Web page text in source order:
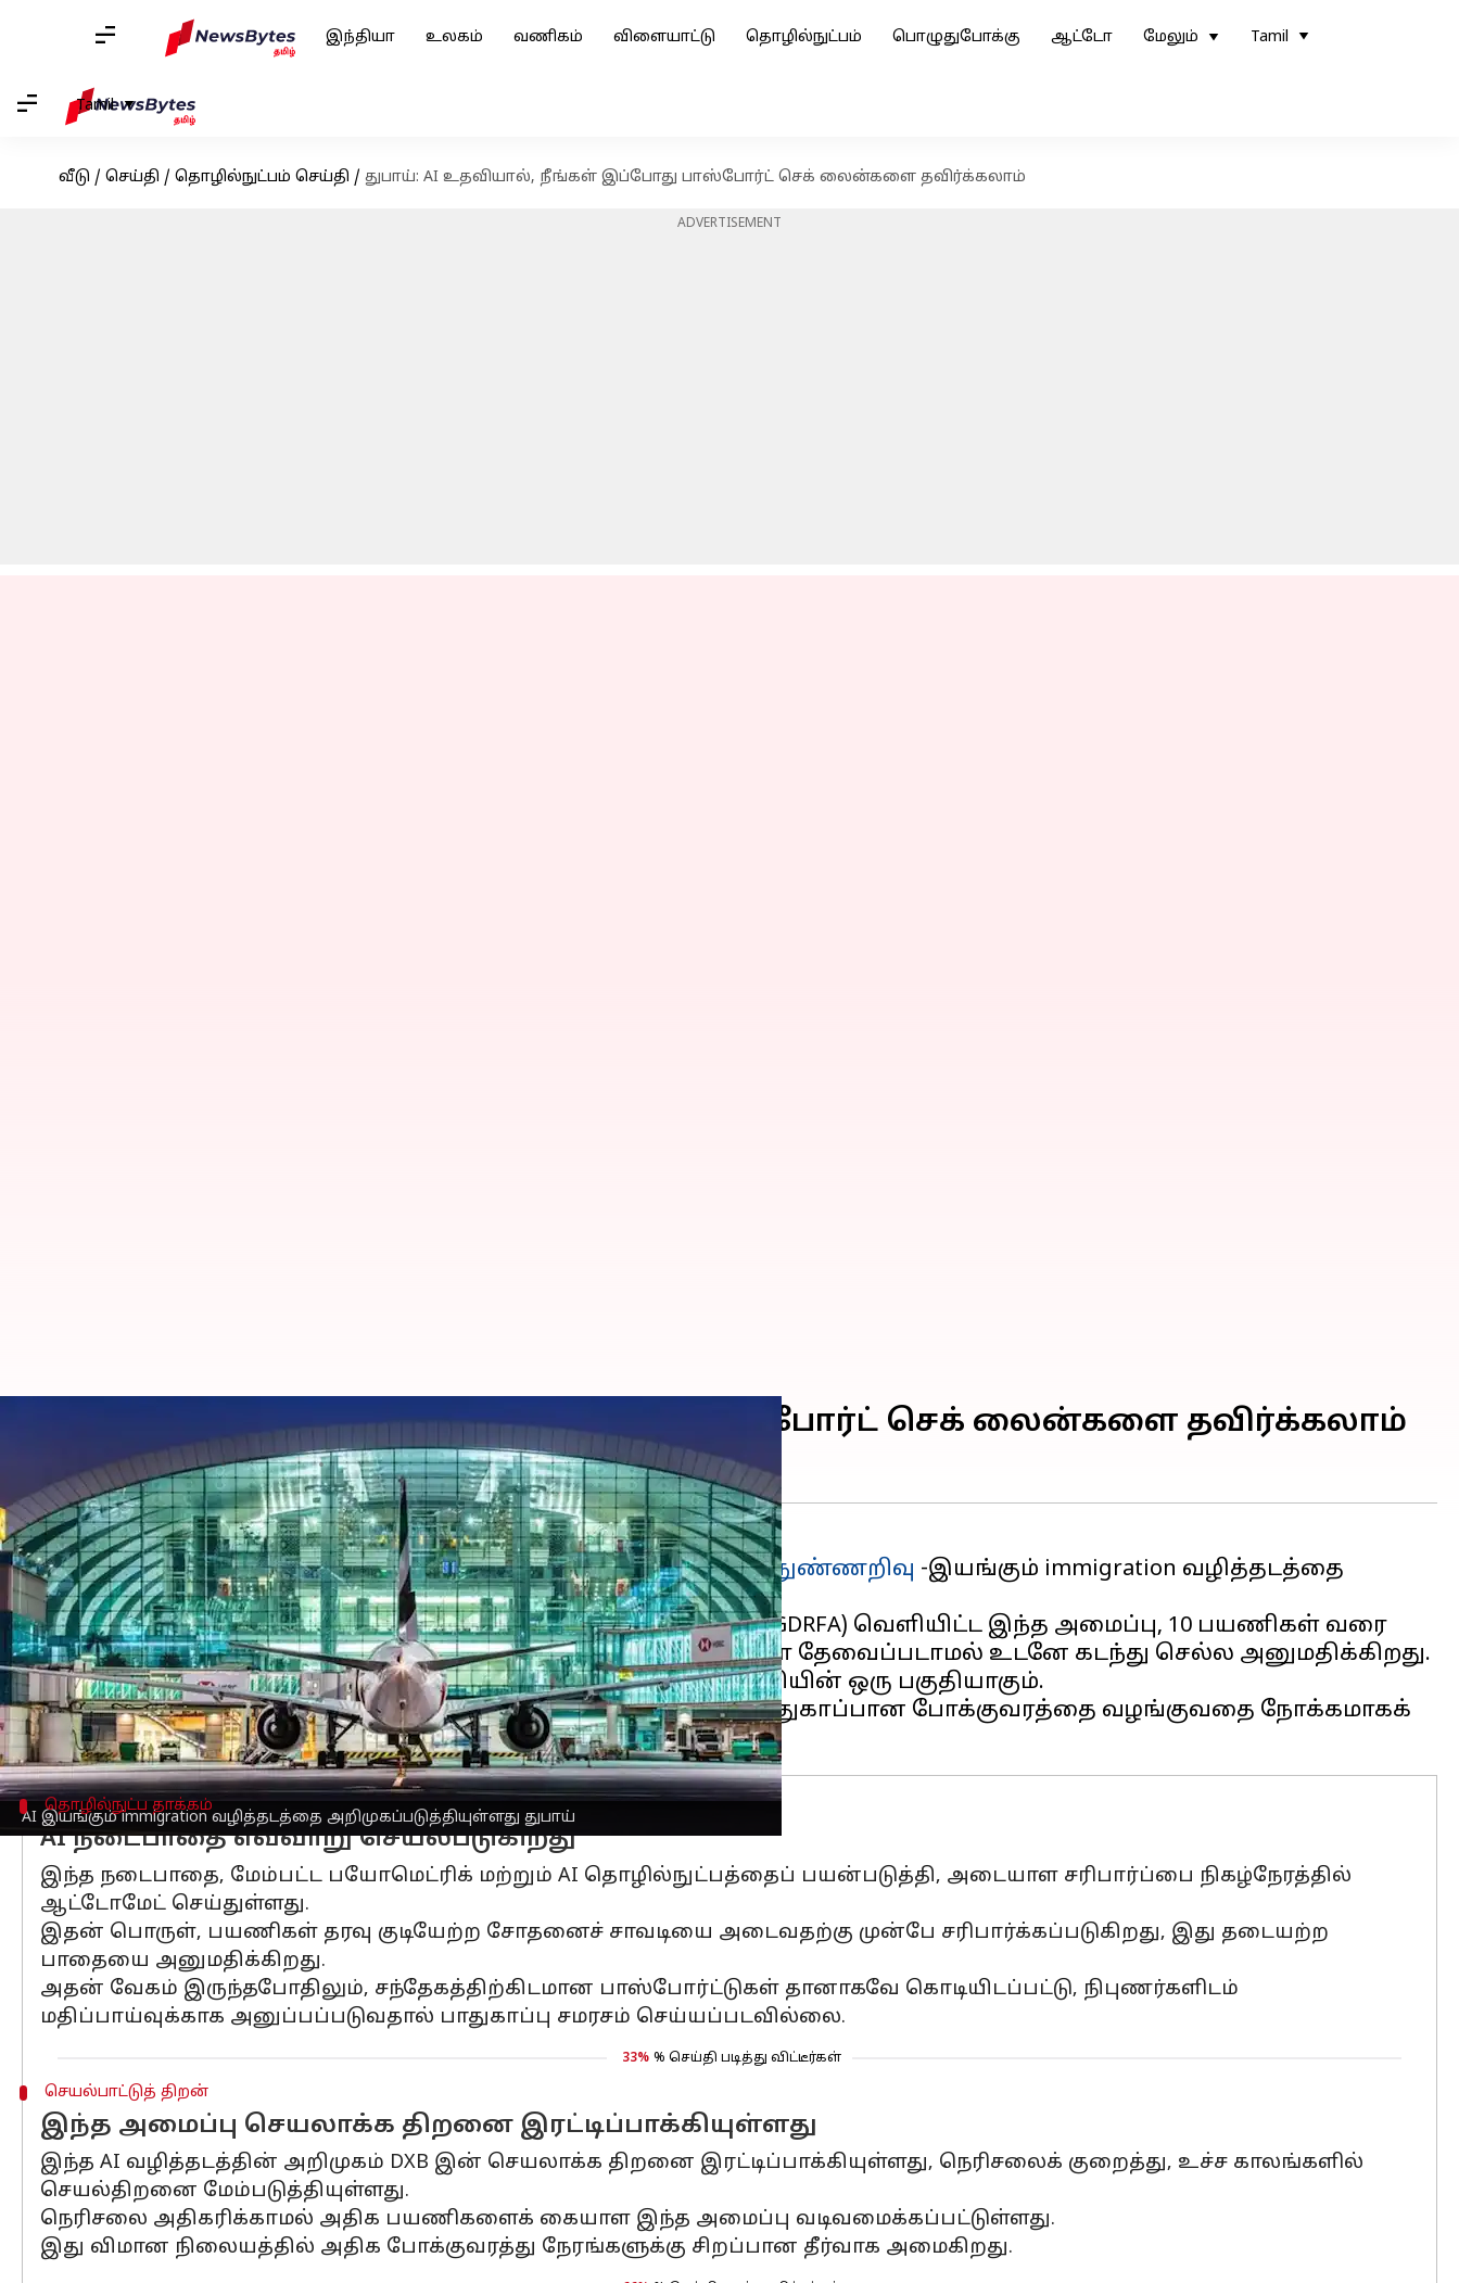
இந்தியா உலகம் வணிகம் விளையாட்டு தொழில்நுட்பம் பொழுதுபோக்கு ஆட்டோ மேலும் Tamil
Tamil
வீடு / செய்தி / தொழில்நுட்பம் செய்தி / துபாய்: AI உதவியால், நீங்கள் இப்போது பாஸ்போர்ட் செக் லைன்களை தவிர்க்கலாம்
ADVERTISEMENT
AI இயங்கும் immigration வழித்தடத்தை அறிமுகப்படுத்தியுள்ளது துபாய்
துபாய்: AI உதவியால், நீங்கள் இப்போது பாஸ்போர்ட் செக் லைன்களை தவிர்க்கலாம்
Venkatalakshmi V Aug 18, 2025 04:56 pm
செய்தி முன்னோட்டம்
துபாய்சர்வதேசவிமான நிலையம்(DXB) உலகின் முதல்செயற்கை நுண்ணறிவு -இயங்கும் immigration வழித்தடத்தை
அறிமுகப்படுத்தியுள்ளது.
பொது குடியிருப்பு மற்றும் வெளிநாட்டினர் விவகார இயக்குநரகம் (GDRFA) வெளியிட்ட இந்த அமைப்பு, 10 பயணிகள் வரை
ஒரே நேரத்தில் நிறுத்தவோ அல்லது ஆவணங்களை சமர்ப்பிக்கவோ தேவைப்படாமல் உடனே கடந்து செல்ல அனுமதிக்கிறது.
இந்த கண்டுபிடிப்பு, துபாயின் "எல்லைகள் இல்லாத பயணம்" உத்தியின் ஒரு பகுதியாகும்.
இதுபயணிகளுக்குவிரைவான, மென்மையான மற்றும் மிகவும் பாதுகாப்பான போக்குவரத்தை வழங்குவதை நோக்கமாகக்
தொழில்நுட்ப தாக்கம்
AI நடைபாதை எவ்வாறு செயல்படுகிறது
இந்த நடைபாதை, மேம்பட்ட பயோமெட்ரிக் மற்றும் AI தொழில்நுட்பத்தைப் பயன்படுத்தி, அடையாள சரிபார்ப்பை நிகழ்நேரத்தில்
ஆட்டோமேட் செய்துள்ளது.
இதன் பொருள், பயணிகள் தரவு குடியேற்ற சோதனைச் சாவடியை அடைவதற்கு முன்பே சரிபார்க்கப்படுகிறது, இது தடையற்ற
பாதையை அனுமதிக்கிறது.
அதன் வேகம் இருந்தபோதிலும், சந்தேகத்திற்கிடமான பாஸ்போர்ட்டுகள் தானாகவே கொடியிடப்பட்டு, நிபுணர்களிடம்
மதிப்பாய்வுக்காக அனுப்பப்படுவதால் பாதுகாப்பு சமரசம் செய்யப்படவில்லை.
33% % செய்தி படித்து விட்டீர்கள்
செயல்பாட்டுத் திறன்
இந்த அமைப்பு செயலாக்க திறனை இரட்டிப்பாக்கியுள்ளது
இந்த AI வழித்தடத்தின் அறிமுகம் DXB இன் செயலாக்க திறனை இரட்டிப்பாக்கியுள்ளது, நெரிசலைக் குறைத்து, உச்ச காலங்களில்
செயல்திறனை மேம்படுத்தியுள்ளது.
நெரிசலை அதிகரிக்காமல் அதிக பயணிகளைக் கையாள இந்த அமைப்பு வடிவமைக்கப்பட்டுள்ளது.
இது விமான நிலையத்தில் அதிக போக்குவரத்து நேரங்களுக்கு சிறப்பான தீர்வாக அமைகிறது.